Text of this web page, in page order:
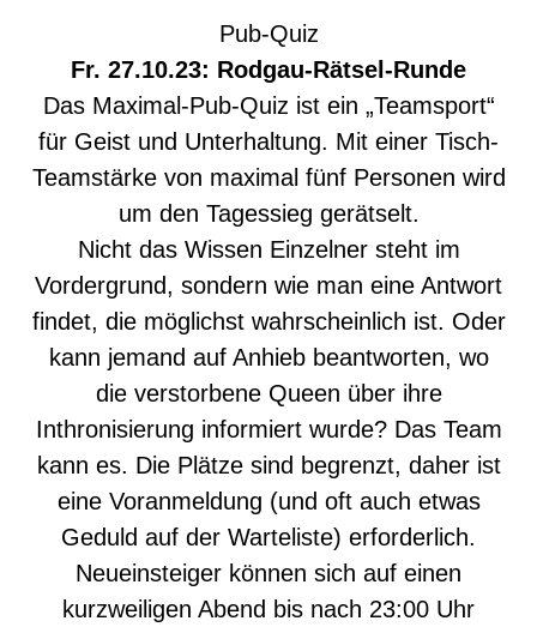
Pub-Quiz
Fr. 27.10.23: Rodgau-Rätsel-Runde
Das Maximal-Pub-Quiz ist ein „Teamsport“
für Geist und Unterhaltung. Mit einer Tisch-
Teamstärke von maximal fünf Personen wird
um den Tagessieg gerätselt.
Nicht das Wissen Einzelner steht im
Vordergrund, sondern wie man eine Antwort
findet, die möglichst wahrscheinlich ist. Oder
kann jemand auf Anhieb beantworten, wo
die verstorbene Queen über ihre
Inthronisierung informiert wurde? Das Team
kann es. Die Plätze sind begrenzt, daher ist
eine Voranmeldung (und oft auch etwas
Geduld auf der Warteliste) erforderlich.
Neueinsteiger können sich auf einen
kurzweiligen Abend bis nach 23:00 Uhr